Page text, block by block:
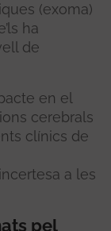
(exoma)
ha
de
en el
cerebrals
clínics de
a les
pel